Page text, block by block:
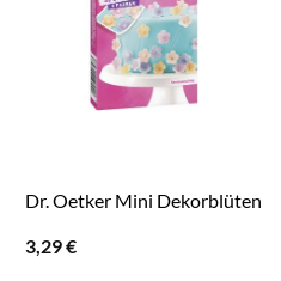
Dr. Oetker Mini Dekorblüten
3,29€